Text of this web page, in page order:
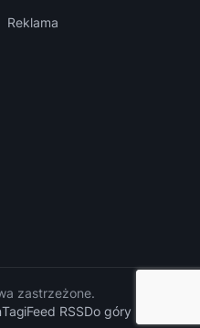
Reklama
zastrzeżone.
TagiFeed RSSDo góry ↑